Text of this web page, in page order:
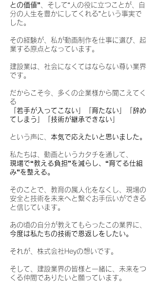
との価値” 、そして“人の役に立つことが、自
分の人生を豊かにしてくれる”という事実で
した。
その経験が、私が動画制作を仕事に選び、起
業する原点となっています。
建設業は、社会になくてはならない尊い業界
です。
だからこそ今、多くの企業様から聞こえてく
る
「若手が入ってこない」「育たない」「辞め
てしまう」「技術が継承できない」
という声に、 本気で応えたいと思いました。
私たちは、動画というカタチを通して、
現場で“教える負担”を減らし、“育てる仕組
み”を整える。
そのことで、教育の属人化をなくし、現場の
安全と技術を未来へと繋ぐお手伝いができる
と信じています。
あの頃の自分が教えてもらったこの業界に、
今度は私たちの技術で恩返しをしたい。
それが、株式会社Heyの想いです。
そして、建設業界の皆様と一緒に、未来をつ
くる仲間でありたいと願っています。